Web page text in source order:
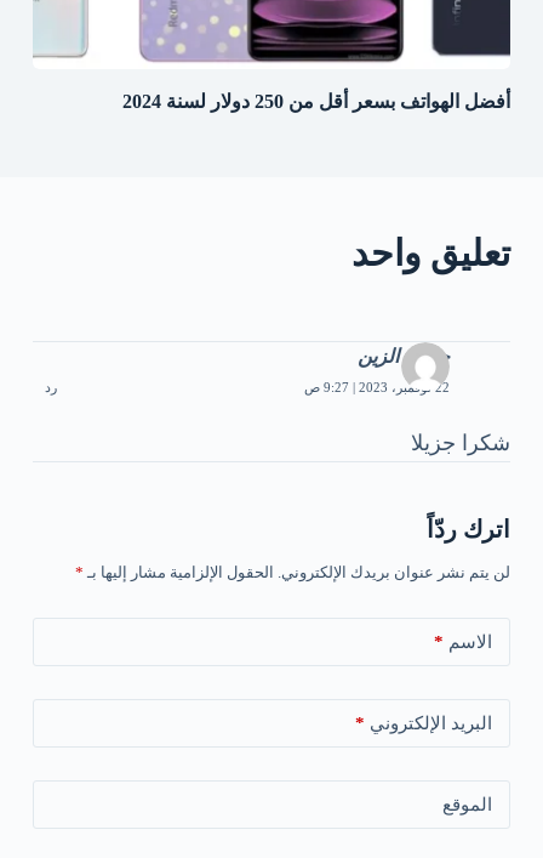
أفضل الهواتف بسعر أقل من 250 دولار لسنة 2024
تعليق واحد
جميلة الزين
22 نوفمبر، 2023 | 9:27 ص رد
شكرا جزيلا
اترك ردّاً
لن يتم نشر عنوان بريدك الإلكتروني. الحقول الإلزامية مشار إليها بـ *
الاسم *
البريد الإلكتروني *
الموقع